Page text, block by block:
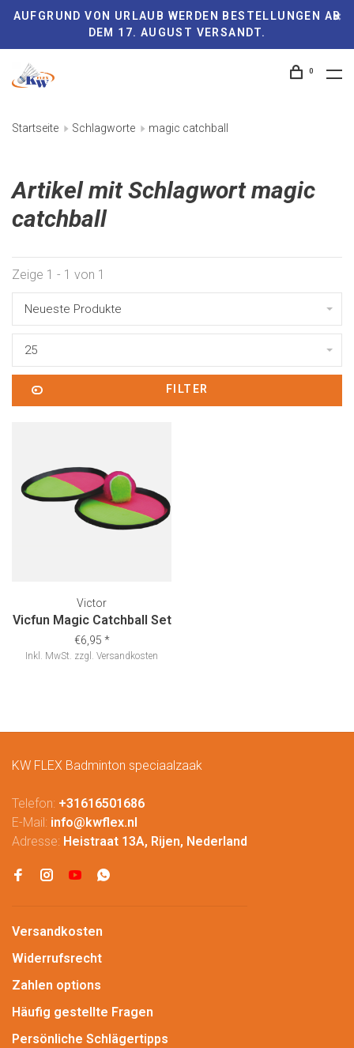
AUFGRUND VON URLAUB WERDEN BESTELLUNGEN AB
DEM 17. AUGUST VERSANDT.
0
Startseite Schlagworte magic catchball
Artikel mit Schlagwort magic
catchball
Zeige 1 - 1 von 1
Neueste Produkte
25
FILTER
Victor
Vicfun Magic Catchball Set
€6,95 *
Inkl. MwSt. zzgl. Versandkosten
KW FLEX Badminton speciaalzaak
Telefon: +31616501686
E-Mail: info@kwflex.nl
Adresse: Heistraat 13A, Rijen, Nederland
Versandkosten
Widerrufsrecht
Zahlen options
Häufig gestellte Fragen
Persönliche Schlägertipps